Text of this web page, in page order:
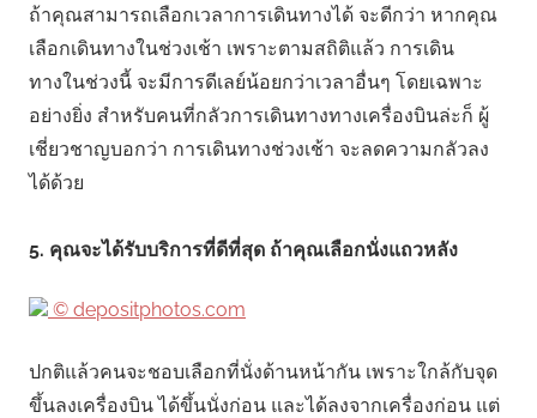
ถ้าคุณสามารถเลือกเวลาการเดินทางได้ จะดีกว่า หากคุณ
เลือกเดินทางในช่วงเช้า เพราะตามสถิติแล้ว การเดิน
ทางในช่วงนี้ จะมีการดีเลย์น้อยกว่าเวลาอื่นๆ โดยเฉพาะ
อย่างยิ่ง สำหรับคนที่กลัวการเดินทางทางเครื่องบินล่ะก็ ผู้
เชี่ยวชาญบอกว่า การเดินทางช่วงเช้า จะลดความกลัวลง
ได้ด้วย
5. คุณจะได้รับบริการที่ดีที่สุด ถ้าคุณเลือกนั่งแถวหลัง
© depositphotos.com
ปกติแล้วคนจะชอบเลือกที่นั่งด้านหน้ากัน เพราะใกล้กับจุด
ขึ้นลงเครื่องบิน ได้ขึ้นนั่งก่อน และได้ลงจากเครื่องก่อน แต่